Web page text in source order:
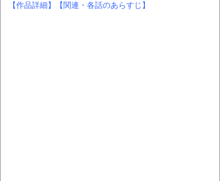
【作品詳細】 【関連・各話のあらすじ】